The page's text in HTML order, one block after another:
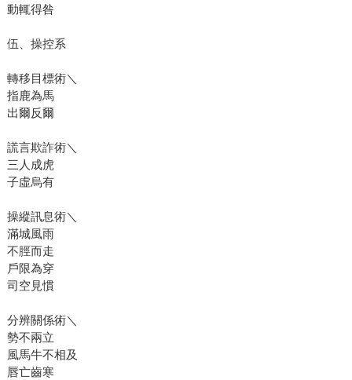
動輒得咎
伍、操控系
轉移目標術＼
指鹿為馬
出爾反爾
謊言欺詐術＼
三人成虎
子虛烏有
操縱訊息術＼
滿城風雨
不脛而走
戶限為穿
司空見慣
分辨關係術＼
勢不兩立
風馬牛不相及
唇亡齒寒